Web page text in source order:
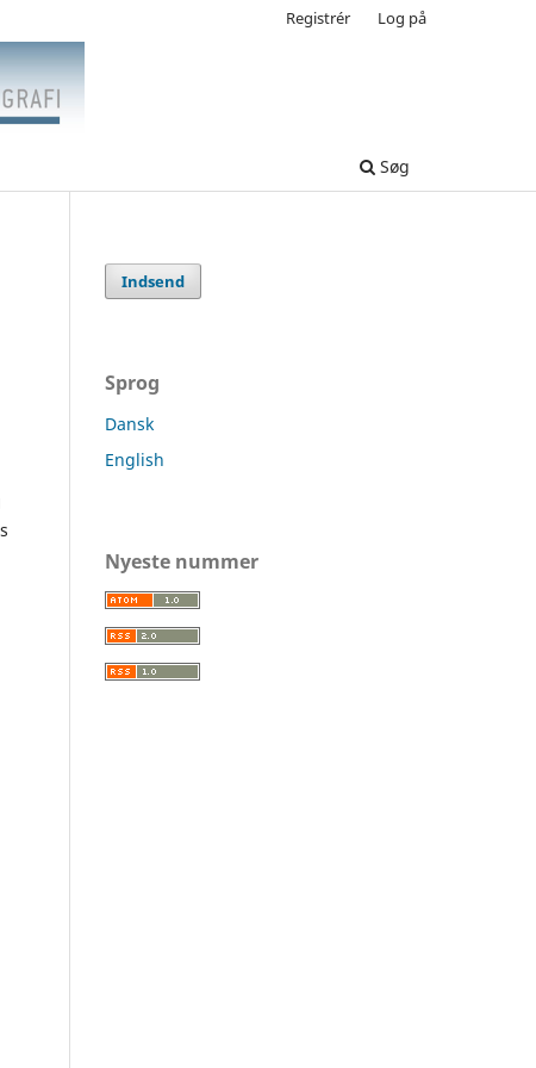
Søg
Registrér Log på
Indsend
Sprog
Dansk
English
Nyeste nummer